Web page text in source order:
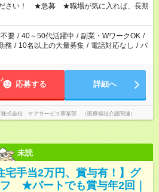
週20時間以上勤務は社会保険への加入対象
派遣法（日雇い派遣の原則禁止）により、
業はご案内が難しい場合があります
ださい！ ★急募 ★職場が気に入れば、長期
要 / 40～50代活躍中 / 副業・WワークOK /
務 / 10名以上の大量募集 / 電話対応なし / パ
応募する 詳細へ
株式会社 ケアサービス事業部 （医療福祉介護関連）
未読
宅手当2万円、賞与有！】グ
★パートでも賞与年2回｜